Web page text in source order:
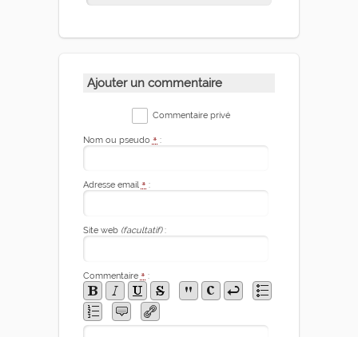
Ajouter un commentaire
Commentaire privé
Nom ou pseudo * :
Adresse email * :
Site web (facultatif):
Commentaire * :